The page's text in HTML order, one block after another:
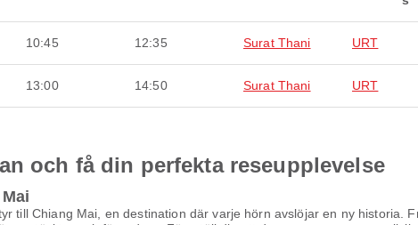
10:45 12:35 Surat Thani URT
13:00 14:50 Surat Thani URT
och få din perfekta reseupplevelse
till Chiang Mai, en destination där varje hörn avslöjar en ny historia.